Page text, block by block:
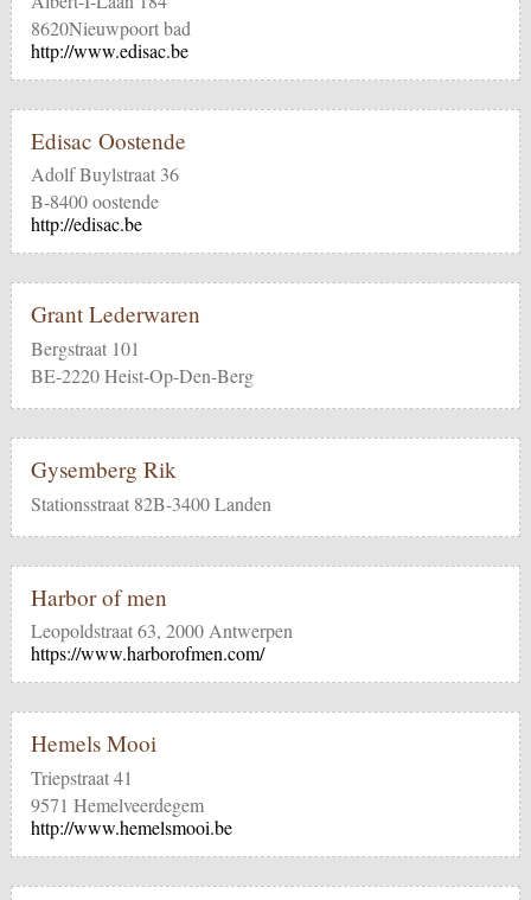
8620Nieuwpoort bad
http://www.edisac.be
Edisac Oostende
Adolf Buylstraat 36
B-8400 oostende
http://edisac.be
Grant Lederwaren
Bergstraat 101
BE-2220 Heist-Op-Den-Berg
Gysemberg Rik
Stationsstraat 82B-3400 Landen
Harbor of men
Leopoldstraat 63, 2000 Antwerpen
https://www.harborofmen.com/
Hemels Mooi
Triepstraat 41
9571 Hemelveerdegem
http://www.hemelsmooi.be